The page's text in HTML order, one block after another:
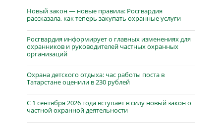
Новый закон — новые правила: Росгвардия
рассказала, как теперь закупать охранные услуги
Росгвардия информирует о главных изменениях для
охранников и руководителей частных охранных
организаций
Охрана детского отдыха: час работы поста в
Татарстане оценили в 230 рублей
С 1 сентября 2026 года вступает в силу новый закон о
частной охранной деятельности